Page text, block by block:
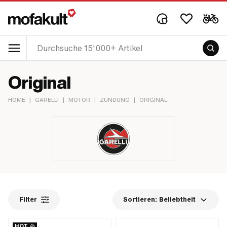
Original
HOME | GARELLI | MOTOR | ZÜNDUNG | ORIGINAL
Filter Sortieren: Beliebtheit